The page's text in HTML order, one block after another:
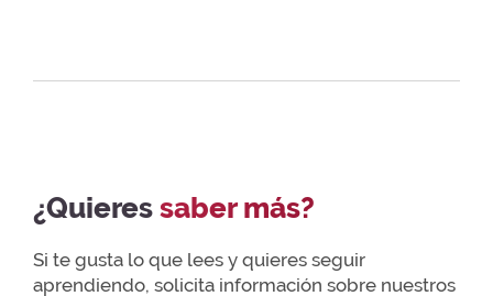
¿Quieressaber más?
Si te gusta lo que lees y quieres seguir
aprendiendo, solicita información sobre nuestros